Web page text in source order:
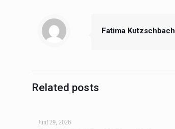
Fatima Kutzschbach
Related posts
Juni 29, 2026